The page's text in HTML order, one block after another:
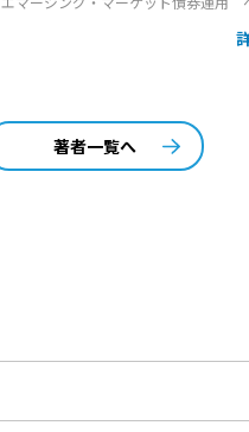
著者一覧へ